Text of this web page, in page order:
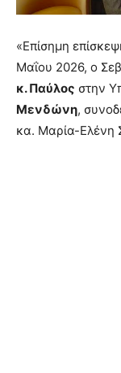
«Επίσημη
Μαΐου 2026, ο
κ. Παύλος στην
Μενδώνη,
κα. Μαρία-Ελένη